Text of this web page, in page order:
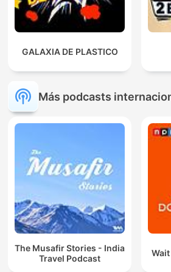
GALAXIA DE PLASTICO
Más podcasts
The Musafir Stories - India
Travel Podcast